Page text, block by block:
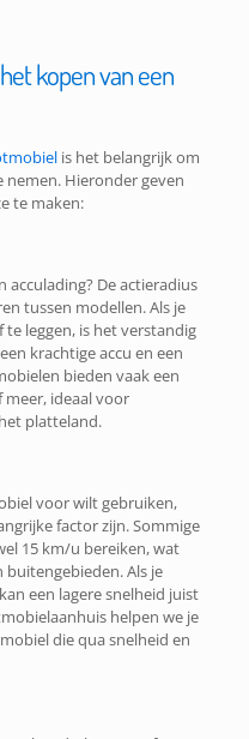
kopen van een
is het belangrijk om
Hieronder geven
te maken:
acculading? De actieradius
tussen modellen. Als je
leggen, is het verstandig
krachtige accu en een
bieden vaak een
ideaal voor
platteland.
voor wilt gebruiken,
factor zijn. Sommige
15 km/u bereiken, wat
buitengebieden. Als je
een lagere snelheid juist
helpen we je
die qua snelheid en